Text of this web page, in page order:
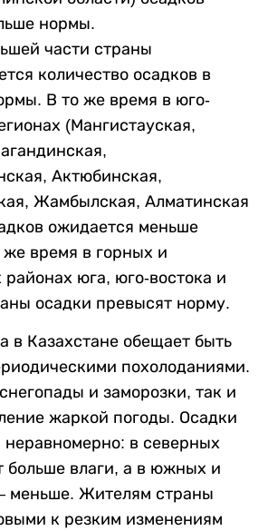
нормы.
части страны
количество осадков в
В то же время в юго-
(Мангистауская,
Актюбинская,
Жамбылская, Алматинская
ожидается меньше
время в горных и
юга, юго-востока и
осадки превысят норму.
в Казахстане обещает быть
похолоданиями.
и заморозки, так и
жаркой погоды. Осадки
неравномерно: в северных
больше влаги, а в южных и
меньше. Жителям страны
к резким изменениям